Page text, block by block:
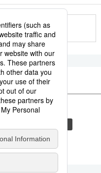
vida
comida
genkan